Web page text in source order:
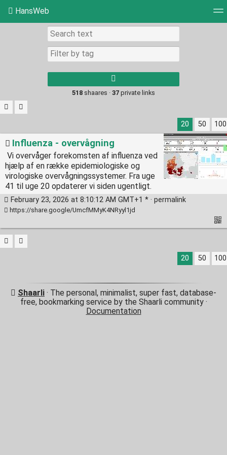
HansWeb
Picture wall
results.
518 shaares · 37 private links
20 50 100
Influenza - overvågning
Vi overvåger forekomsten af influenza ved
hjælp af en række epidemiologiske og
virologiske overvågningssystemer. Fra uge
41 til uge 20 opdaterer vi siden ugentligt.
February 23, 2026 at 8:10:12 AM GMT+1 * · permalink
https://share.google/UmcfMMyK4NRyyl1jd
20 50 100
Shaarli · The personal, minimalist, super fast, database-
free, bookmarking service by the Shaarli community ·
Documentation